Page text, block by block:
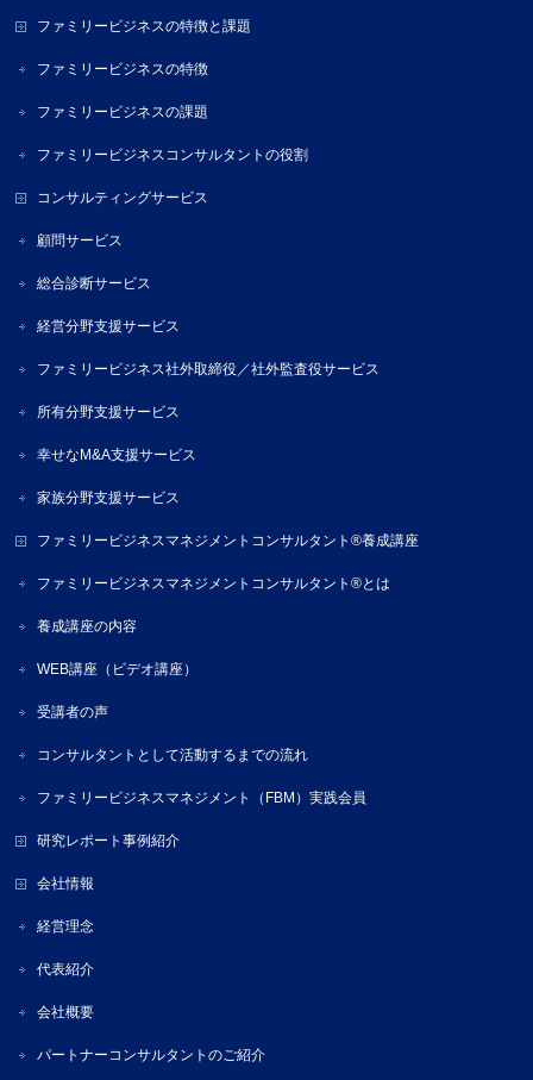
ファミリービジネスの特徴と課題
ファミリービジネスの特徴
ファミリービジネスの課題
ファミリービジネスコンサルタントの役割
コンサルティングサービス
顧問サービス
総合診断サービス
経営分野支援サービス
ファミリービジネス社外取締役／社外監査役サービス
所有分野支援サービス
幸せなM&A支援サービス
家族分野支援サービス
ファミリービジネスマネジメントコンサルタント®養成講座
ファミリービジネスマネジメントコンサルタント®とは
養成講座の内容
WEB講座（ビデオ講座）
受講者の声
コンサルタントとして活動するまでの流れ
ファミリービジネスマネジメント（FBM）実践会員
研究レポート事例紹介
会社情報
経営理念
代表紹介
会社概要
パートナーコンサルタントのご紹介